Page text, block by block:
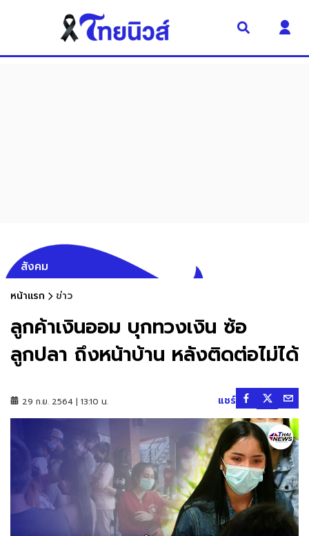
สังคม
หน้าแรก ข่าว
ลูกค้าเงินออม บุกทวงเงิน ซ้อ
ลูกปลา ถึงหน้าบ้าน หลังติดต่อไม่ได้
29 ก.ย. 2564 | 13:10 น. แชร์